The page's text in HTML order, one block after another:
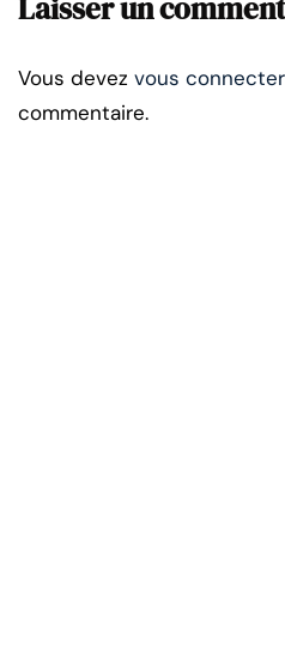
Laisser un
Vous devez vous connecter
commentaire.